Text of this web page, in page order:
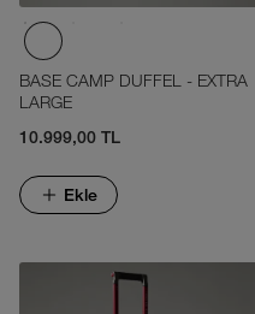
BASE CAMP DUFFEL - EXTRA
LARGE
10.999,00 TL
Ekle